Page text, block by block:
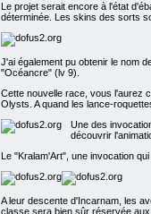
Le projet serait encore à l'état
déterminée. Les skins des sorts
J'ai également pu obtenir le nom
"Océancre" (lv 9).
Cette nouvelle race, vous l'aurez
Olysts. A quand les lance-
Une des
découvrir
Le "Kralam'Art", une invocation
A leur descente d'Incarnam, les
classe sera bien sûr réservée